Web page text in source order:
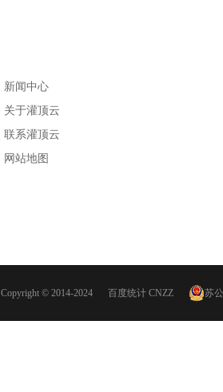
新闻中心
关于灌顶云
联系灌顶云
网站地图
Copyright © 2014-2024 百度统计 CNZZ 苏